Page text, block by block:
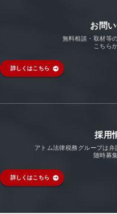
お問
無料相談・取材等
こちら
詳しくはこちら
採用
アトム法律税務グループは
随時募
詳しくはこちら